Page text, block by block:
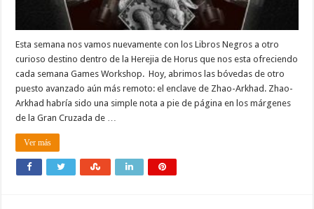
Esta semana nos vamos nuevamente con los Libros Negros a otro
curioso destino dentro de la Herejia de Horus que nos esta ofreciendo
cada semana Games Workshop. Hoy, abrimos las bóvedas de otro
puesto avanzado aún más remoto: el enclave de Zhao-Arkhad. Zhao-
Arkhad habría sido una simple nota a pie de página en los márgenes
de la Gran Cruzada de …
Ver más